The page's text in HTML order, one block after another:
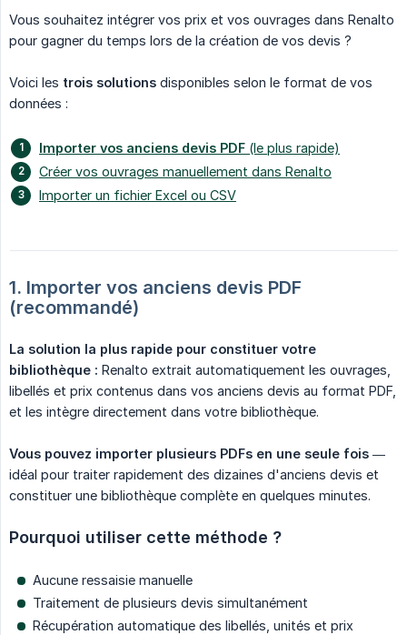
Vous souhaitez intégrer vos prix et vos ouvrages dans Renalto
pour gagner du temps lors de la création de vos devis ?
Voici les trois solutions disponibles selon le format de vos
données :
Importer vos anciens devis PDF (le plus rapide)
Créer vos ouvrages manuellement dans Renalto
Importer un fichier Excel ou CSV
1. Importer vos anciens devis PDF
(recommandé)
La solution la plus rapide pour constituer votre
bibliothèque : Renalto extrait automatiquement les ouvrages,
libellés et prix contenus dans vos anciens devis au format PDF,
et les intègre directement dans votre bibliothèque.
Vous pouvez importer plusieurs PDFs en une seule fois —
idéal pour traiter rapidement des dizaines d'anciens devis et
constituer une bibliothèque complète en quelques minutes.
Pourquoi utiliser cette méthode ?
Aucune ressaisie manuelle
Traitement de plusieurs devis simultanément
Récupération automatique des libellés, unités et prix